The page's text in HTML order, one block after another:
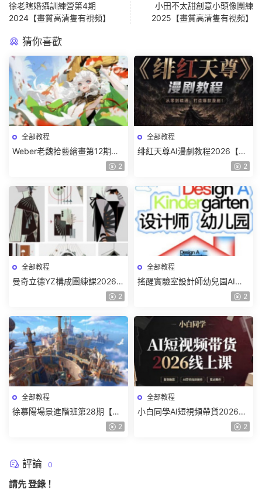
徐老瞎婚攝訓練營第4期
2024【畫質高清隻有視頻】
小田不太甜創意小頭像團練
2025【畫質高清隻有視頻】
猜你喜歡
全部教程
Weber老魏拾藝繪畫第12期角
色特訓班【畫質不錯隻有視
2
全部教程
绯紅天尊AI漫劇教程2026【畫
2
全部教程
曼奇立德YZ構成團練課2026年
8月已結課【畫質高清有課件】
2
全部教程
搖醒實驗室設計師幼兒園AI軟
件基礎課2025【畫質不錯有素
2
全部教程
徐慕陽場景進階班第28期【畫
2
全部教程
小白同學AI短視頻帶貨2026線
2
評論 0
請先登錄 ！